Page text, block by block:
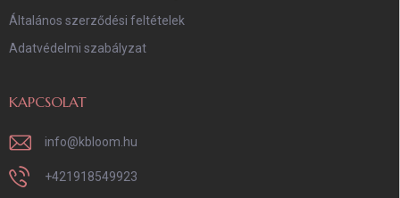
Általános szerződési feltételek
Adatvédelmi szabályzat
KAPCSOLAT
info@kbloom.hu
+421918549923